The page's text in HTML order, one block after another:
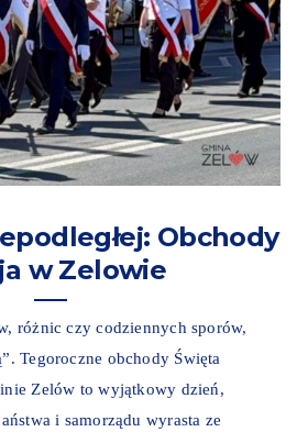
Obchody
w Zelowie
różnic czy codziennych sporów,
Tegoroczne obchody Święta
Zelów to wyjątkowy dzień,
i samorządu wyrasta ze